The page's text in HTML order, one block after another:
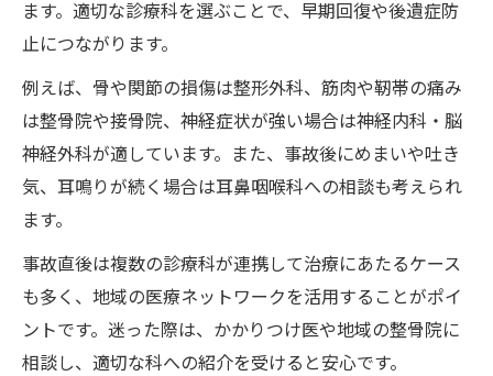
ます。適切な診療科を選ぶことで、早期回復や後遺症防
止につながります。
例えば、骨や関節の損傷は整形外科、筋肉や靭帯の痛み
は整骨院や接骨院、神経症状が強い場合は神経内科・脳
神経外科が適しています。また、事故後にめまいや吐き
気、耳鳴りが続く場合は耳鼻咽喉科への相談も考えられ
ます。
事故直後は複数の診療科が連携して治療にあたるケース
も多く、地域の医療ネットワークを活用することがポイ
ントです。迷った際は、かかりつけ医や地域の整骨院に
相談し、適切な科への紹介を受けると安心です。